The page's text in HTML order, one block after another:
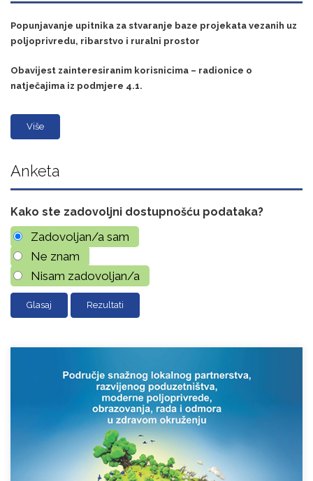
Popunjavanje upitnika za stvaranje baze projekata vezanih uz
poljoprivredu, ribarstvo i ruralni prostor
Obavijest zainteresiranim korisnicima – radionice o
natječajima iz podmjere 4.1.
Više
Anketa
Kako ste zadovoljni dostupnošću podataka?
Zadovoljan/a sam
Ne znam
Nisam zadovoljan/a
Rezultati